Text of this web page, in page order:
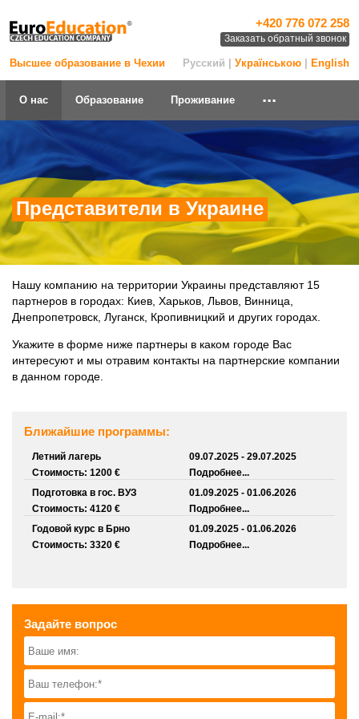
Высшее образование в Чехии
+420 776 072 258
Заказать обратный звонок
Русский | Українською English
О нас Образование Проживание ...
Представители в Украине
Нашу компанию на территории Украины представляют 15
партнеров в городах: Киев, Харьков, Львов, Винница,
Днепропетровск, Луганск, Кропивницкий и других городах.
Укажите в форме ниже партнеры в каком городе Вас
интересуют и мы отравим контакты на партнерские компании
в данном городе.
Ближайшие программы:
Летний лагерь
Стоимость: 1200 €
09.07.2025 - 29.07.2025
Подробнее...
Подготовка в гос. ВУЗ
Стоимость: 4120 €
01.09.2025 - 01.06.2026
Подробнее...
Годовой курс в Брно
Стоимость: 3320 €
01.09.2025 - 01.06.2026
Подробнее...
Задайте вопрос